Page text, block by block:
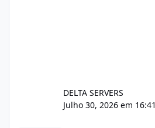
DELTA SERVERS
Julho 30, 2026 em 16:41